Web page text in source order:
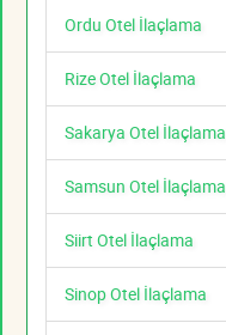
Ordu Otel İlaçlama
Rize Otel İlaçlama
Sakarya Otel İlaçlama
Samsun Otel İlaçlama
Siirt Otel İlaçlama
Sinop Otel İlaçlama